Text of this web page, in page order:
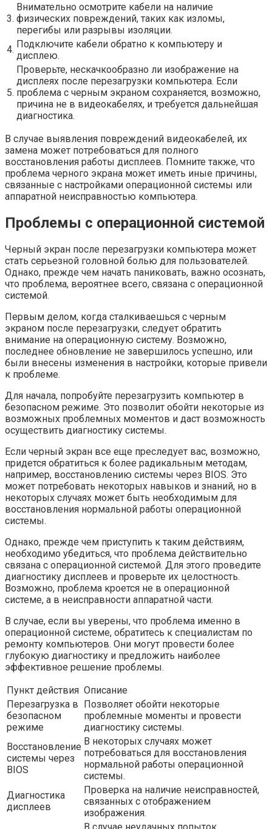
3.
Внимательно осмотрите кабели на наличие
физических повреждений, таких как изломы,
перегибы или разрывы изоляции.
4. Подключите кабели обратно к компьютеру и
дисплею.
5.
Проверьте, нескачкообразно ли изображение на
дисплеях после перезагрузки компьютера. Если
проблема с черным экраном сохраняется, возможно,
причина не в видеокабелях, и требуется дальнейшая
диагностика.
В случае выявления повреждений видеокабелей, их
замена может потребоваться для полного
восстановления работы дисплеев. Помните также, что
проблема черного экрана может иметь иные причины,
связанные с настройками операционной системы или
аппаратной неисправностью компьютера.
Проблемы с операционной системой
Черный экран после перезагрузки компьютера может
стать серьезной головной болью для пользователей.
Однако, прежде чем начать паниковать, важно осознать,
что проблема, вероятнее всего, связана с операционной
системой.
Первым делом, когда сталкиваешься с черным
экраном после перезагрузки, следует обратить
внимание на операционную систему. Возможно,
последнее обновление не завершилось успешно, или
были внесены изменения в настройки, которые привели
к проблеме.
Для начала, попробуйте перезагрузить компьютер в
безопасном режиме. Это позволит обойти некоторые из
возможных проблемных моментов и даст возможность
осуществить диагностику системы.
Если черный экран все еще преследует вас, возможно,
придется обратиться к более радикальным методам,
например, восстановлению системы через BIOS. Это
может потребовать некоторых навыков и знаний, но в
некоторых случаях может быть необходимым для
восстановления нормальной работы операционной
системы.
Однако, прежде чем приступить к таким действиям,
необходимо убедиться, что проблема действительно
связана с операционной системой. Для этого проведите
диагностику дисплеев и проверьте их целостность.
Возможно, проблема кроется не в операционной
системе, а в неисправности аппаратной части.
В случае, если вы уверены, что проблема именно в
операционной системе, обратитесь к специалистам по
ремонту компьютеров. Они могут провести более
глубокую диагностику и предложить наиболее
эффективное решение проблемы.
Пункт действия Описание
Перезагрузка в
безопасном
режиме
Позволяет обойти некоторые
проблемные моменты и провести
диагностику системы.
Восстановление
системы через
BIOS
В некоторых случаях может
потребоваться для восстановления
нормальной работы операционной
системы.
Диагностика
дисплеев
Проверка на наличие неисправностей,
связанных с отображением
изображения.
В случае неудачных попыток